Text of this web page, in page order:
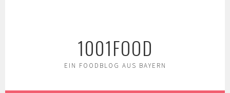
1001FOOD
EIN FOODBLOG AUS BAYERN